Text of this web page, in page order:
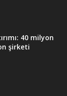
40 milyon
şirketi